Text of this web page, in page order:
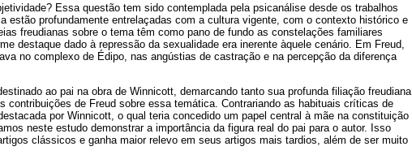
Essa questão tem sido contemplada pela psicanálise desde os trabalhos
estão profundamente entrelaçadas com a cultura vigente, com o contexto histórico e
freudianas sobre o tema têm como pano de fundo as constelações familiares
destaque dado à repressão da sexualidade era inerente àquele cenário. Em Freud,
no complexo de Édipo, nas angústias de castração e na percepção da diferença
ao pai na obra de Winnicott, demarcando tanto sua profunda filiação freudiana
contribuições de Freud sobre essa temática. Contrariando as habituais críticas de
por Winnicott, o qual teria concedido um papel central à mãe na constituição
neste estudo demonstrar a importância da figura real do pai para o autor. Isso
clássicos e ganha maior relevo em seus artigos mais tardios, além de ser muito